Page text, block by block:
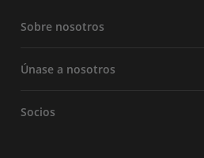
Sobre nosotros
Únase a nosotros
Socios